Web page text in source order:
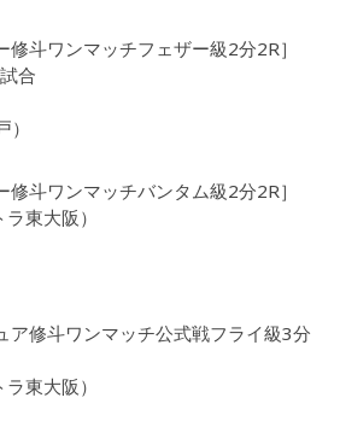
斗ワンマッチフェザー級2分2R］
合
斗ワンマッチバンタム級2分2R］
東大阪）
ア修斗ワンマッチ公式戦フライ級3分
東大阪）